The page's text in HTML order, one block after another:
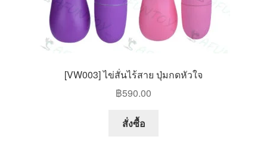
[VW003] ไข่สั่นไร้สาย ปุ่มกดหัวใจ
฿590.00
สั่งซื้อ